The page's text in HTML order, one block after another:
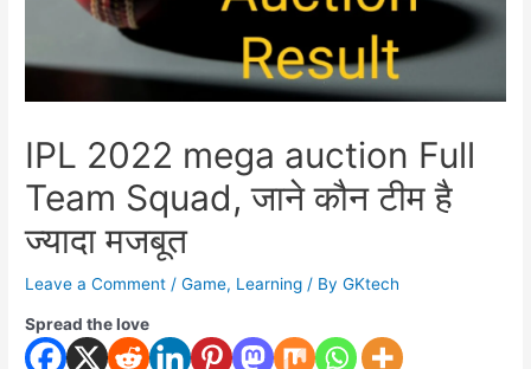
IPL 2022 mega auction Full
Team Squad, जाने कौन टीम है
ज्यादा मजबूत
Leave a Comment /Game, Learning / ByGKtech
Spread the love